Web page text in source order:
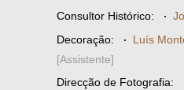
Consultor Histórico: ·
Decoração: · Luís
[Assistente]
Direcção de Fotografia: